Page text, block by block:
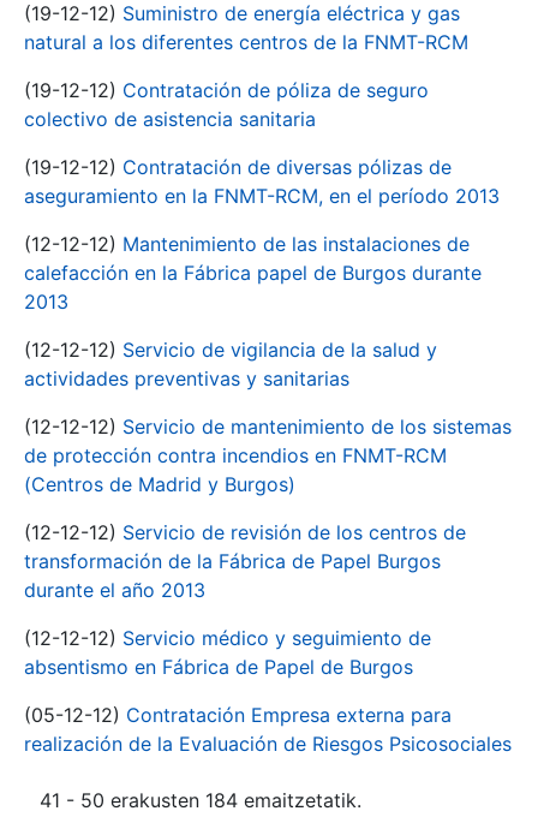
(19-12-12) Suministro de energía eléctrica y gas
natural a los diferentes centros de la FNMT-RCM
(19-12-12) Contratación de póliza de seguro
colectivo de asistencia sanitaria
(19-12-12) Contratación de diversas pólizas de
aseguramiento en la FNMT-RCM, en el período 2013
(12-12-12) Mantenimiento de las instalaciones de
calefacción en la Fábrica papel de Burgos durante
2013
(12-12-12) Servicio de vigilancia de la salud y
actividades preventivas y sanitarias
(12-12-12) Servicio de mantenimiento de los sistemas
de protección contra incendios en FNMT-RCM
(Centros de Madrid y Burgos)
(12-12-12) Servicio de revisión de los centros de
transformación de la Fábrica de Papel Burgos
durante el año 2013
(12-12-12) Servicio médico y seguimiento de
absentismo en Fábrica de Papel de Burgos
(05-12-12) Contratación Empresa externa para
realización de la Evaluación de Riesgos Psicosociales
41 - 50 erakusten 184 emaitzetatik.